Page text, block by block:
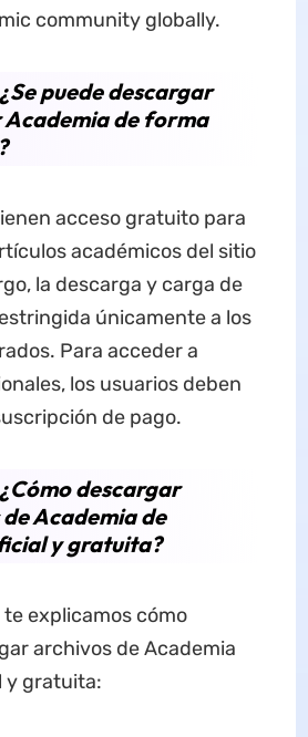
community globally.
puede descargar
de forma
acceso gratuito para
académicos del sitio
la descarga y carga de
únicamente a los
Para acceder a
los usuarios deben
de pago.
descargar
Academia de
y gratuita?
explicamos cómo
archivos de Academia
y gratuita: